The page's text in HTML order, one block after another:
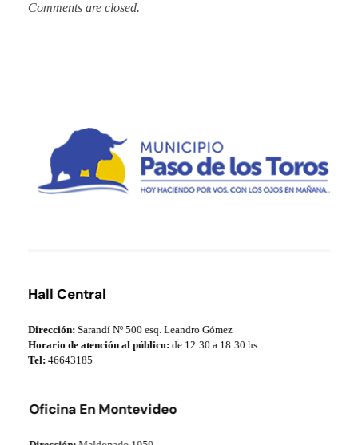
Comments are closed.
Hall Central
Dirección: Sarandí Nº 500 esq. Leandro Gómez
Horario de atención al público: de 12:30 a 18:30 hs
Tel: 46643185
Oficina En Montevideo